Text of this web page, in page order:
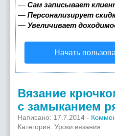
— Сам записывает
— Персонализирует
— Увеличивает
Начать
Вязание
с замыканием
Написано: 17.7.2014 -
Категория: Уроки вязания